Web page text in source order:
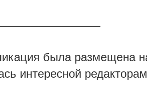
была размещена
интересной